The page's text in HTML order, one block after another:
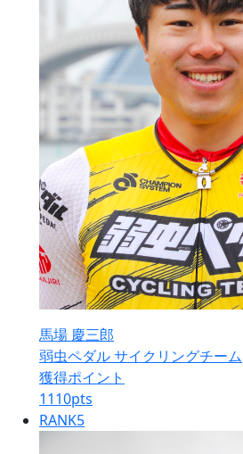
馬場 慶三郎
弱虫ペダル サイクリングチーム
獲得ポイント
1110pts
RANK5